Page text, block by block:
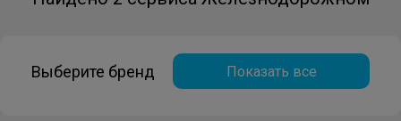
Выберите бренд Показать все